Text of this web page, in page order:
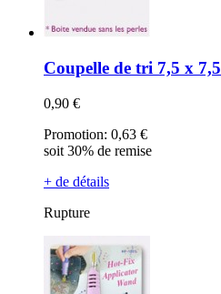
Coupelle de tri 7,5 x
0,90 €
Promotion: 0,63 €
soit 30% de remise
+ de détails
Rupture